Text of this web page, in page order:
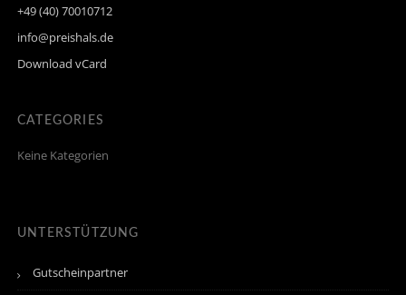
+49 (40) 70010712
info@preishals.de
Download vCard
CATEGORIES
Keine Kategorien
UNTERSTÜTZUNG
Gutscheinpartner